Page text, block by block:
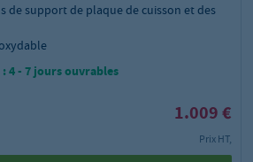
de support de plaque de cuisson et des
4 - 7 jours ouvrables
1.009 €
Prix HT,